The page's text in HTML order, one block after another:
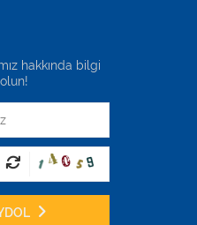
hakkında bilgi